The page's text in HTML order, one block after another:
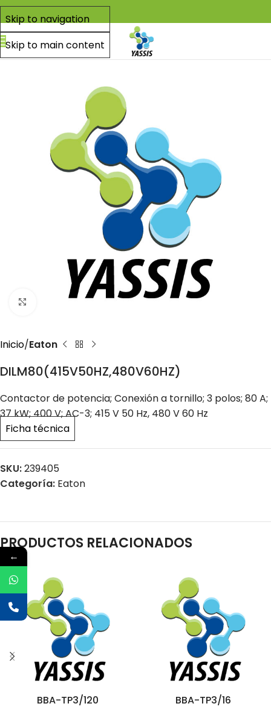
Skip to navigation
Skip to main content
Click to enlarge
Inicio Eaton
DILM80(415V50HZ,480V60HZ)
Contactor de potencia; Conexión a tornillo; 3 polos; 80 A;
37 kW; 400 V; AC-3; 415 V 50 Hz, 480 V 60 Hz
Ficha técnica
SKU:239405
Categoría: Eaton
PRODUCTOS RELACIONADOS
BBA-TP3/120
BBA-TP3/16
←